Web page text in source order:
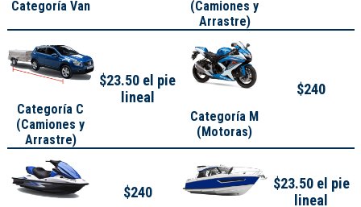
Categoría Van
(Camiones y
Arrastre)
Categoría C
(Camiones y
Arrastre)
$23.50 el pie
lineal
Categoría M
(Motoras)
$240
$240
$23.50 el pie
lineal